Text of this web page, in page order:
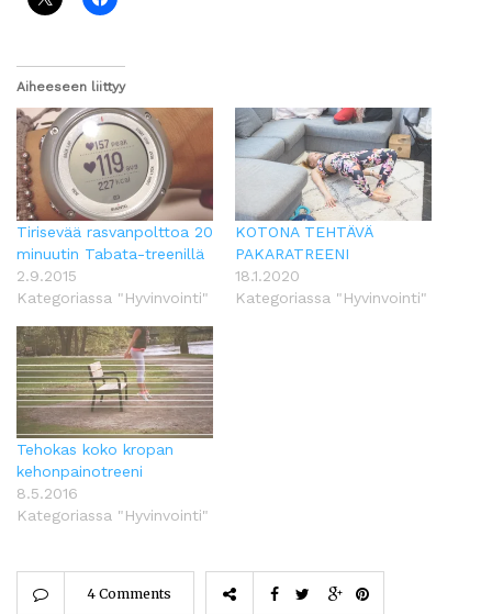
Aiheeseen liittyy
Tirisevää rasvanpolttoa 20
minuutin Tabata-treenillä
2.9.2015
Kategoriassa "Hyvinvointi"
KOTONA TEHTÄVÄ
PAKARATREENI
18.1.2020
Kategoriassa "Hyvinvointi"
Tehokas koko kropan
kehonpainotreeni
8.5.2016
Kategoriassa "Hyvinvointi"
4 Comments